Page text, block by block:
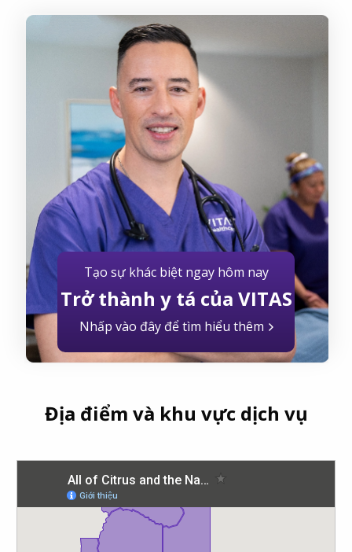
Tạo sự khác biệt ngay hôm nay
Trở thành y tá của VITAS
Nhấp vào đây để tìm hiểu thêm
Địa điểm và khu vực dịch vụ